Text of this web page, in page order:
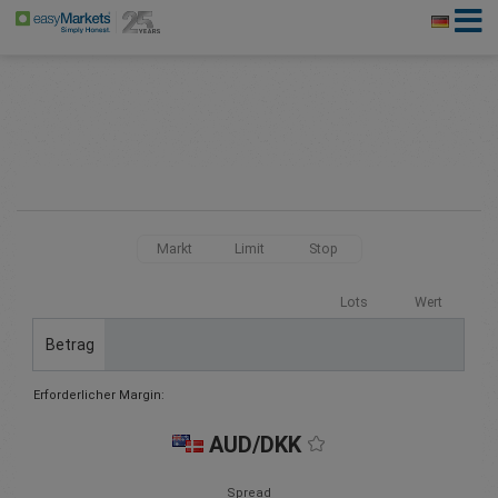
Markt Limit Stop
Lots Wert
Betrag
Erforderlicher Margin:
AUD/DKK
Spread